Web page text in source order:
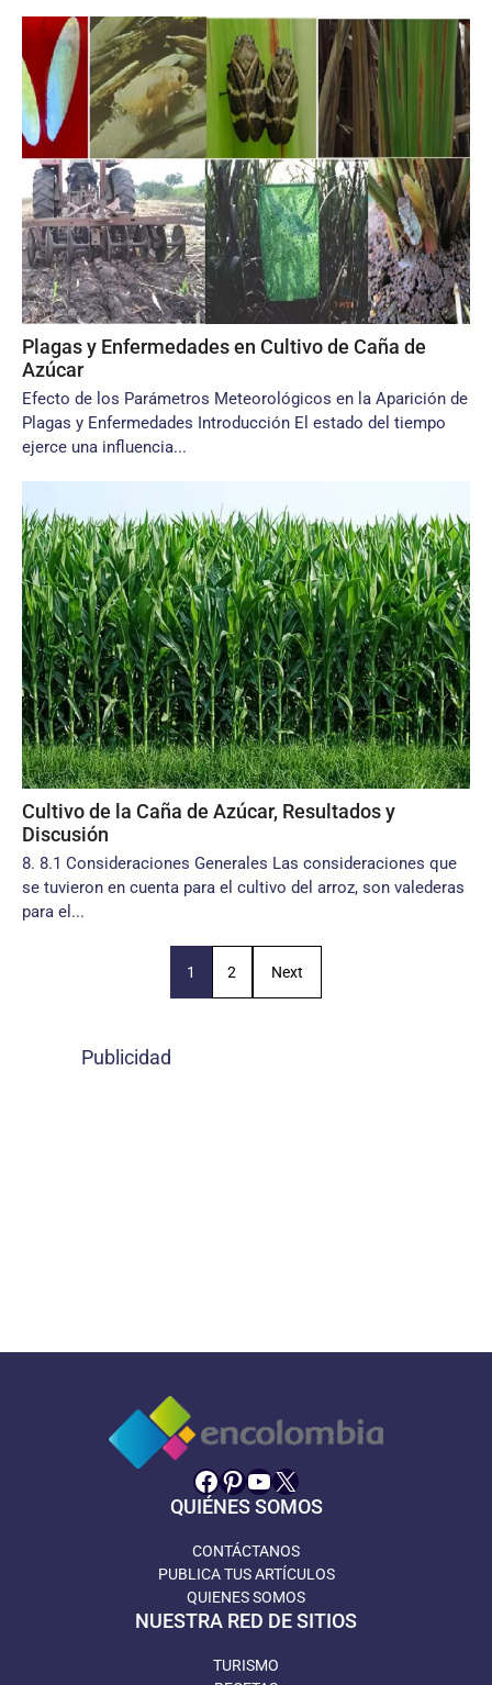
Plagas y Enfermedades en Cultivo de Caña de
Azúcar
Efecto de los Parámetros Meteorológicos en la Aparición de
Plagas y Enfermedades Introducción El estado del tiempo
ejerce una influencia...
Cultivo de la Caña de Azúcar, Resultados y
Discusión
8. 8.1 Consideraciones Generales Las consideraciones que
se tuvieron en cuenta para el cultivo del arroz, son valederas
para el...
1 2 Next
Publicidad
Facebook
Pinterest
YouTube
X
QUIÉNES SOMOS
CONTÁCTANOS
PUBLICA TUS ARTÍCULOS
QUIENES SOMOS
NUESTRA RED DE SITIOS
TURISMO